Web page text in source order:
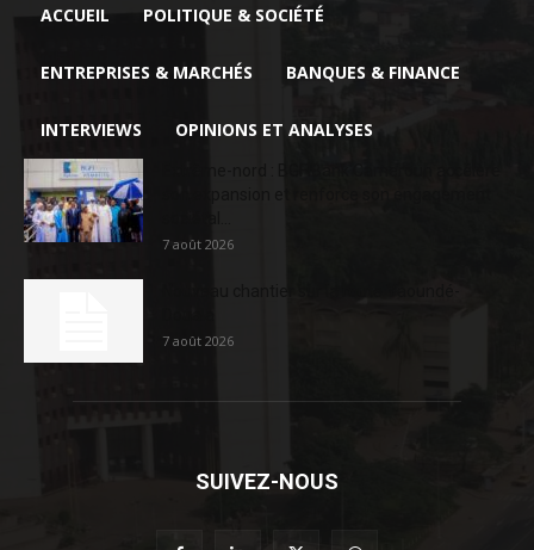
ACCUEIL POLITIQUE & SOCIÉTÉ
ENTREPRISES & MARCHÉS BANQUES & FINANCE
INTERVIEWS OPINIONS ET ANALYSES
7 août 2026
7 août 2026
SUIVEZ-NOUS